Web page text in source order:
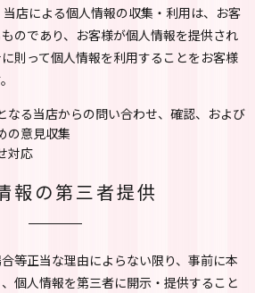
店による個人情報の収集・利用は、お客
のであり、お客様が個人情報を提供され
則って個人情報を利用することをお客様
なる当店からの問い合わせ、確認、および
の意見収集
対応
報の第三者提供
等正当な理由によらない限り、事前に本
個人情報を第三者に開示・提供すること